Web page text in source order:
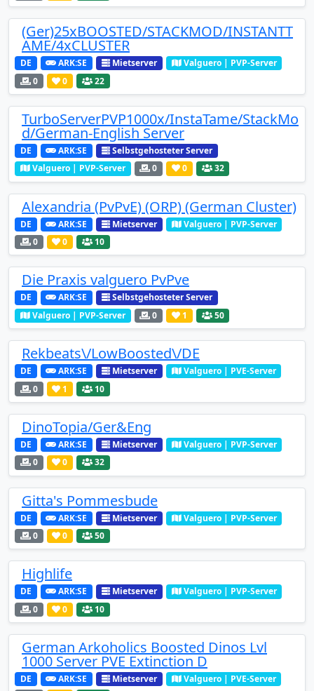
(Ger)25xBOOSTED/STACKMOD/INSTANTT
AME/4xCLUSTER
DE ARK:SE Mietserver
Valguero | PVP-Server
0
0 22
TurboServerPVP1000x/InstaTame/StackMo
d/German-English Server
DE ARK:SE
Selbstgehosteter Server
Valguero | PVP-Server
0 0 32
Alexandria (PvPvE) (ORP) (German Cluster)
DE ARK:SE Mietserver
Valguero | PVP-Server
0
0 10
Die Praxis valguero PvPve
DE ARK:SE
Selbstgehosteter Server
Valguero | PVP-Server
0 1 50
Rekbeats\/LowBoosted\/DE
DE ARK:SE Mietserver
Valguero | PVE-Server
0
1 10
DinoTopia/Ger&Eng
DE ARK:SE Mietserver
Valguero | PVP-Server
0
0 32
Gitta's Pommesbude
DE ARK:SE Mietserver
Valguero | PVP-Server
0
0 50
Highlife
DE ARK:SE Mietserver
Valguero | PVP-Server
0
0 10
German Arkoholics Boosted Dinos Lvl
1000 Server PVE Extinction D
DE ARK:SE Mietserver
Valguero | PVE-Server